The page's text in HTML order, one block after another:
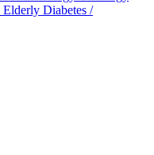
Diabetes /